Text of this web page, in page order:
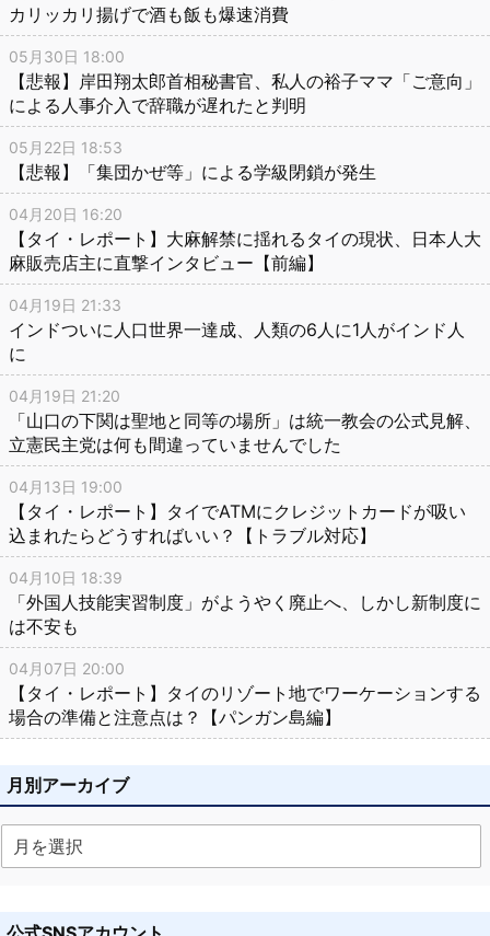
カリッカリ揚げで酒も飯も爆速消費
05月30日 18:00
【悲報】岸田翔太郎首相秘書官、私人の裕子ママ「ご意向」
による人事介入で辞職が遅れたと判明
05月22日 18:53
【悲報】「集団かぜ等」による学級閉鎖が発生
04月20日 16:20
【タイ・レポート】大麻解禁に揺れるタイの現状、日本人大
麻販売店主に直撃インタビュー【前編】
04月19日 21:33
インドついに人口世界一達成、人類の6人に1人がインド人
に
04月19日 21:20
「山口の下関は聖地と同等の場所」は統一教会の公式見解、
立憲民主党は何も間違っていませんでした
04月13日 19:00
【タイ・レポート】タイでATMにクレジットカードが吸い
込まれたらどうすればいい？【トラブル対応】
04月10日 18:39
「外国人技能実習制度」がようやく廃止へ、しかし新制度に
は不安も
04月07日 20:00
【タイ・レポート】タイのリゾート地でワーケーションする
場合の準備と注意点は？【パンガン島編】
月別アーカイブ